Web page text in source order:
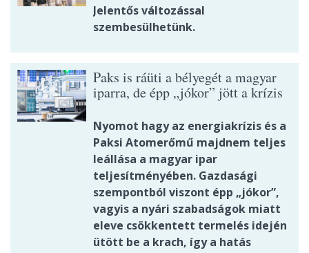
Jelentős változással
szembesülhetünk.
Paks is ráüti a bélyegét a magyar
iparra, de épp „jókor” jött a krízis
Nyomot hagy az energiakrízis és a
Paksi Atomerőmű majdnem teljes
leállása a magyar ipar
teljesítményében. Gazdasági
szempontból viszont épp „jókor”,
vagyis a nyári szabadságok miatt
eleve csökkentett termelés idején
ütött be a krach, így a hatás